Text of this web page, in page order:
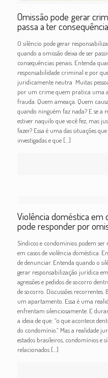
Omissão pode gerar
passa a ter
O silêncio pode gerar
quando a omissão deixa de ser
consequências penais. Entenda
responsabilidade criminal e por
juridicamente neutra Muitas
por um crime quem pratica uma
frauda. Quem ameaça. Quem
quando ninguém faz nada? E se a
estiver naquilo que você fez, mas
fazer? Essa é uma das situações
investigadas e que[…]
Violência doméstica em
pode responder por
Síndicos e condomínios podem ser
em casos de violência doméstica.
de denunciar. Entenda quando o
gerar responsabilização jurídica
agressões e pedidos de socorro
de socorro. Discussões recorrentes.
um apartamento. Essa é uma
enfrentam silenciosamente. E
a ideia de que: “o que acontece
do condomínio.” Mas a realidade
estados brasileiros, condomínios e
relacionados[…]